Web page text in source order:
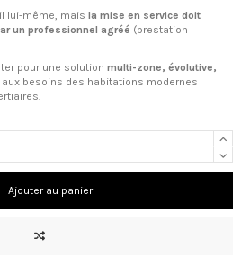
lui-même, mais la mise en service doit
un professionnel agréé (prestation
pour une solution multi-zone, évolutive,
aux besoins des habitations modernes
Ajouter au panier